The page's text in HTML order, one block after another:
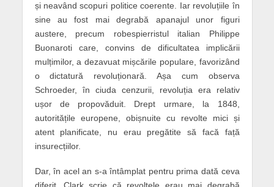
și neavând scopuri politice coerente. Iar revoluțiile în
sine au fost mai degrabă apanajul unor figuri
austere, precum robespierristul italian Philippe
Buonaroti care, convins de dificultatea implicării
mulțimilor, a dezavuat mișcările populare, favorizând
o dictatură revoluționară. Așa cum observa
Schroeder, în ciuda cenzurii, revoluția era relativ
ușor de propovăduit. Drept urmare, la 1848,
autoritățile europene, obișnuite cu revolte mici și
atent planificate, nu erau pregătite să facă față
insurecțiilor.
Dar, în acel an s-a întâmplat pentru prima dată ceva